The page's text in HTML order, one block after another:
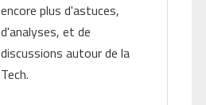
encore plus d'astuces,
d'analyses, et de
discussions autour de la
Tech.